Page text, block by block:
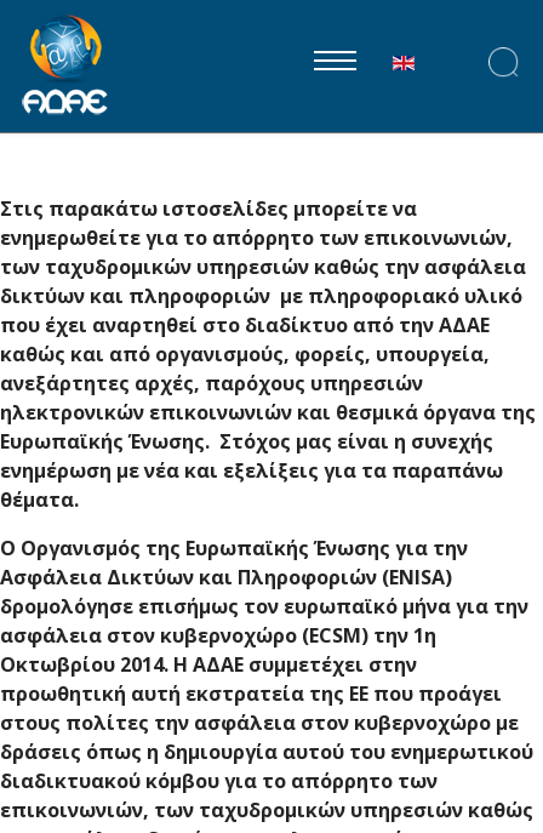
Επιλέξτε τη
Στις παρακάτω ιστοσελίδες μπορείτε να
ενημερωθείτε για το απόρρητο των επικοινωνιών,
των ταχυδρομικών υπηρεσιών καθώς την ασφάλεια
δικτύων και πληροφοριών με πληροφοριακό υλικό
που έχει αναρτηθεί στο διαδίκτυο από την ΑΔΑΕ
καθώς και από οργανισμούς, φορείς, υπουργεία,
ανεξάρτητες αρχές, παρόχους υπηρεσιών
ηλεκτρονικών επικοινωνιών και θεσμικά όργανα της
Ευρωπαϊκής Ένωσης. Στόχος μας είναι η συνεχής
ενημέρωση με νέα και εξελίξεις για τα παραπάνω
θέματα.
Ο Οργανισμός της Ευρωπαϊκής Ένωσης για την
Ασφάλεια Δικτύων και Πληροφοριών (ENISA)
δρομολόγησε επισήμως τον ευρωπαϊκό μήνα για την
ασφάλεια στον κυβερνοχώρο (ECSM) την 1η
Οκτωβρίου 2014. Η ΑΔΑΕ συμμετέχει στην
προωθητική αυτή εκστρατεία της ΕΕ που προάγει
στους πολίτες την ασφάλεια στον κυβερνοχώρο με
δράσεις όπως η δημιουργία αυτού του ενημερωτικού
διαδικτυακού κόμβου για το απόρρητο των
επικοινωνιών, των ταχυδρομικών υπηρεσιών καθώς